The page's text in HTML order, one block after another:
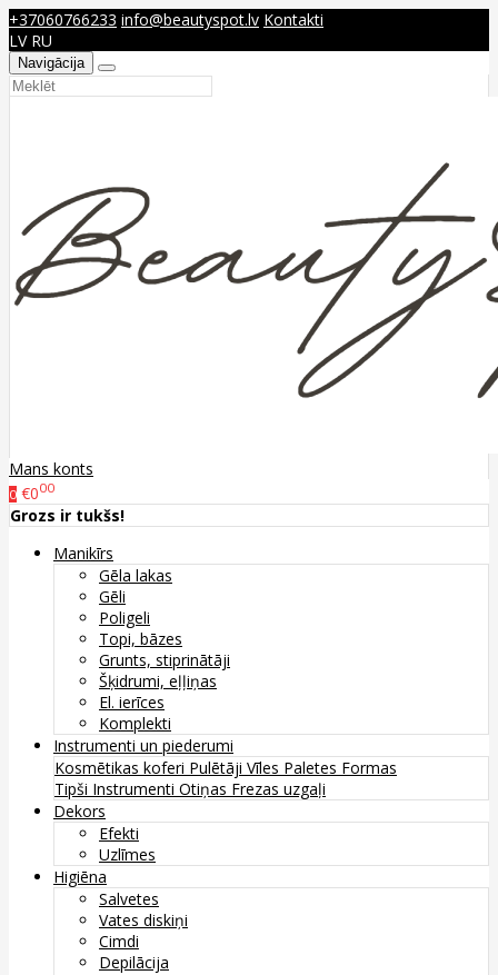
+37060766233 info@beautyspot.lv Kontakti
LV RU
Navigācija
Mans konts
0 €000
Grozs ir tukšs!
Manikīrs
Gēla lakas
Gēli
Poligeli
Topi, bāzes
Grunts, stiprinātāji
Šķidrumi, eļļiņas
El. ierīces
Komplekti
Instrumenti un piederumi
Kosmētikas koferi Pulētāji Vīles Paletes Formas
Tipši Instrumenti Otiņas Frezas uzgaļi
Dekors
Efekti
Uzlīmes
Higiēna
Salvetes
Vates diskiņi
Cimdi
Depilācija